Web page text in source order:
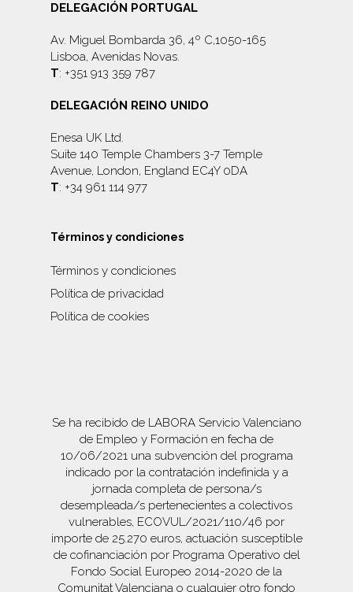
DELEGACIÓN PORTUGAL
Av. Miguel Bombarda 36, 4º C,1050-165
Lisboa, Avenidas Novas.
T: +351 913 359 787
DELEGACIÓN REINO UNIDO
Enesa UK Ltd.
Suite 140 Temple Chambers 3-7 Temple
Avenue, London, England EC4Y 0DA
T: +34 961 114 977
Términos y condiciones
Términos y condiciones
Política de privacidad
Política de cookies
Se ha recibido de LABORA Servicio Valenciano
de Empleo y Formación en fecha de
10/06/2021 una subvención del programa
indicado por la contratación indefinida y a
jornada completa de persona/s
desempleada/s pertenecientes a colectivos
vulnerables, ECOVUL/2021/110/46 por
importe de 25.270 euros, actuación susceptible
de cofinanciación por Programa Operativo del
Fondo Social Europeo 2014-2020 de la
Comunitat Valenciana o cualquier otro fondo